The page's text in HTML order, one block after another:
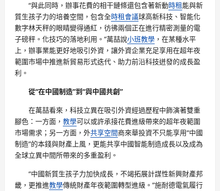
“與此同時，辦事花費的相干鏈條還包含著新動時租能與新
質生孩子力的培養空間，包含全時租會議球高新科技、智能化
數字林天秤的眼睛變得通紅，彷彿兩個正在進行精密測量的電
子磅秤。化技巧的落地利用。”萬喆說小班教學 ，在某種水平
上，辦事業能更好地吸引外資，讓外資企業充足享用在超年夜
範圍市場中推進新貿易形式迭代、助力前沿科技迸發的成長盈
利。
從“在中國制造”到“與中國共創”
在萬喆看來，科技立異在吸引外資經過歷程中飾演著雙重
腳色：一方面， 教學可以或許承接花費進級帶來的超年夜範圍
市場需求；另一方面，外共享空間商來華投資不只能享用“中國
制造”的本錢與財產上風，更能共享中國智能制造成長以及成為
全球立異中間所帶來的多重盈利。
“中國新質生孩子力加快成長，不竭拓展計謀性新興財產邦
畿，更推進教學傳統財產年夜範圍轉型進級。”施耐德電氣履行